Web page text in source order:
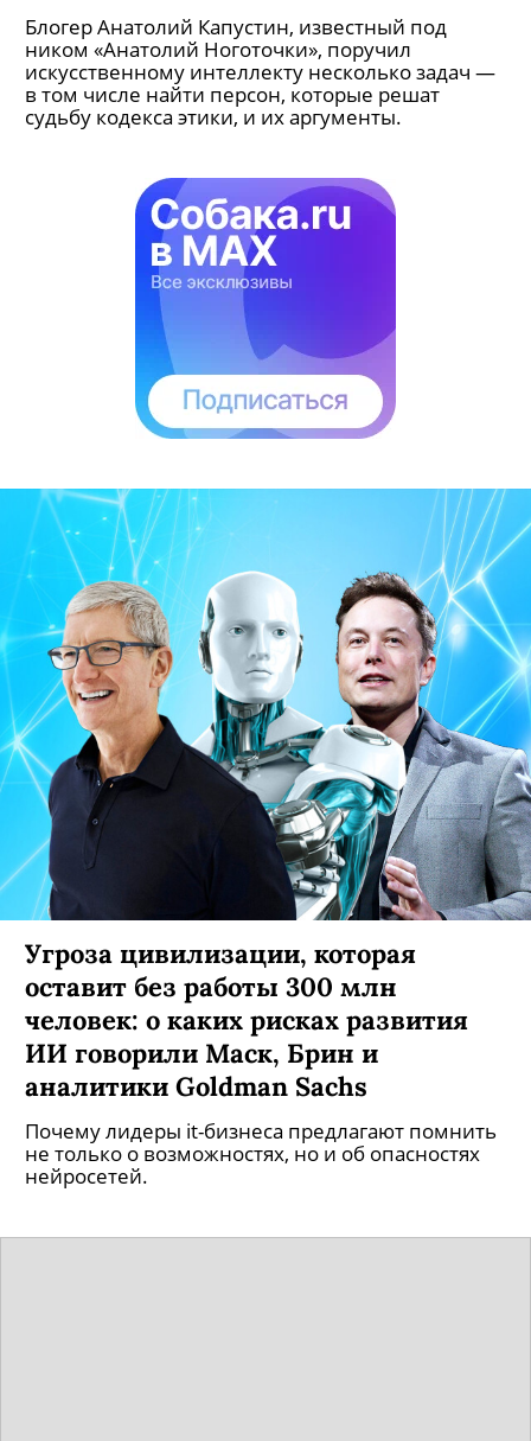
Блогер Анатолий Капустин, известный под
ником «Анатолий Ноготочки», поручил
искусственному интеллекту несколько задач —
в том числе найти персон, которые решат
судьбу кодекса этики, и их аргументы.
Угроза цивилизации, которая
оставит без работы 300 млн
человек: о каких рисках развития
ИИ говорили Маск, Брин и
аналитики Goldman Sachs
Почему лидеры it-бизнеса предлагают помнить
не только о возможностях, но и об опасностях
нейросетей.